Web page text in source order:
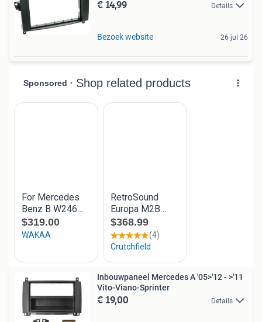
€ 14,99 Details
Bezoek website 26 jul 26
Inbouwpaneel Mercedes A '05>'12 - >'11
Vito-Viano-Sprinter
€ 19,00 Details